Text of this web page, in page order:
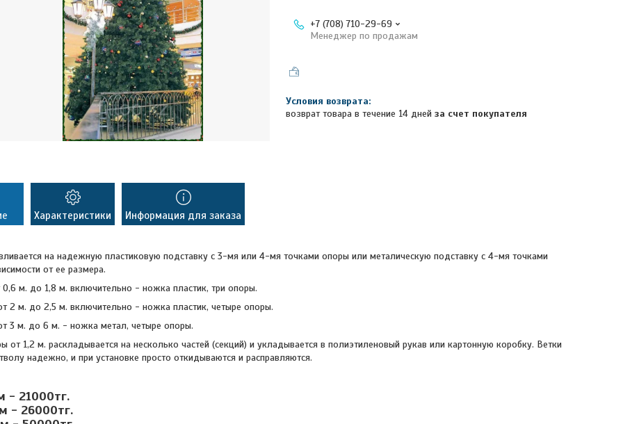
+7 (708) 710-29-69
Менеджер по продажам
возврат товара в течение 14 дней за счет покупателя
Характеристики Информация для заказа
на надежную пластиковую подставку с 3-мя или 4-мя точками опоры или металическую подставку с 4-мя точками
от ее размера.
м. до 1,8 м. включительно - ножка пластик, три опоры.
м. включительно - ножка пластик, четыре опоры.
6 м. - ножка метал, четыре опоры.
от 1,2 м. раскладывается на несколько частей (секций) и укладывается в полиэтиленовый рукав или картонную коробку. Ветки
надежно, и при установке просто откидываются и расправляются.
- 21000тг.
- 26000тг.